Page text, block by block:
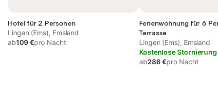
Hotel für 2 Personen
Lingen (Ems), Emsland
ab109 €pro Nacht
Ferienwohnung für 6
Terrasse
Lingen (Ems), Emsland
Kostenlose Stornierung
ab286 €pro Nacht